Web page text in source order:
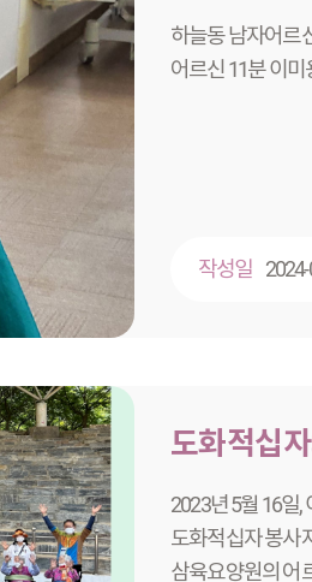
하늘동 남자어르
어르신 11분 이
작성일
도화적십
2023년 5월 16일,
도화적십자 봉사
삼육요양원의 어